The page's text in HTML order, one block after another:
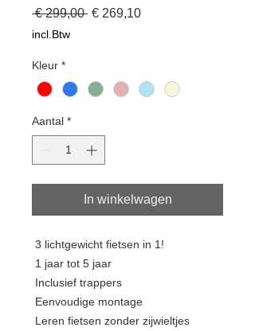
€ 299,00 Normale
€ 269,10Verkoopprijs
incl.Btw
Kleur *
Aantal *
In winkelwagen
3 lichtgewicht fietsen in 1!
1 jaar tot 5 jaar
Inclusief trappers
Eenvoudige montage
Leren fietsen zonder zijwieltjes